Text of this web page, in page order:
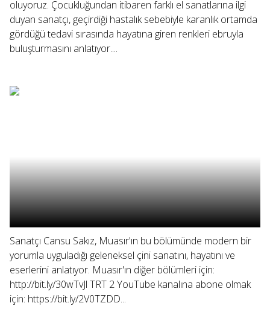
oluyoruz. Çocukluğundan itibaren farklı el sanatlarına ilgi
duyan sanatçı, geçirdiği hastalık sebebiyle karanlık ortamda
gördüğü tedavi sırasında hayatına giren renkleri ebruyla
buluşturmasını anlatıyor....
Sanatçı Cansu Sakız, Muasır'ın bu bölümünde modern bir
yorumla uyguladığı geleneksel çini sanatını, hayatını ve
eserlerini anlatıyor. Muasır'ın diğer bölümleri için:
http://bit.ly/30wTvJl TRT 2 YouTube kanalına abone olmak
için: https://bit.ly/2V0TZDD...